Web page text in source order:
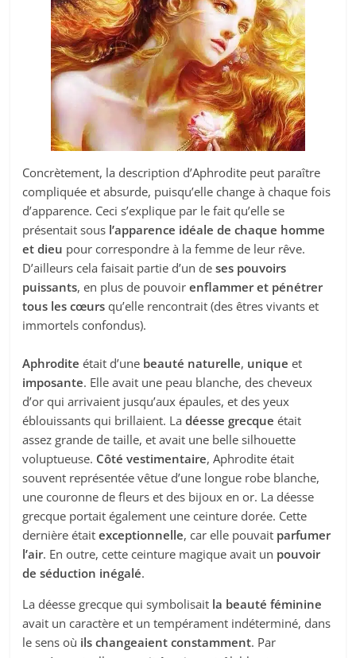
Concrètement, la description d’Aphrodite peut paraître
compliquée et absurde, puisqu’elle change à chaque fois
d’apparence. Ceci s’explique par le fait qu’elle se
présentait sous l’apparence idéale de chaque homme
et dieu pour correspondre à la femme de leur rêve.
D’ailleurs cela faisait partie d’un deses pouvoirs
puissants, en plus de pouvoirenflammer et pénétrer
tous les cœurs qu’elle rencontrait (des êtres vivants et
immortels confondus).
Aphrodite était d’une beauté naturelle, unique et
imposante. Elle avait une peau blanche, des cheveux
d’or qui arrivaient jusqu’aux épaules, et des yeux
éblouissants qui brillaient. Ladéesse grecque était
assez grande de taille, et avait une belle silhouette
voluptueuse. Côté vestimentaire, Aphrodite était
souvent représentée vêtue d’une longue robe blanche,
une couronne de fleurs et des bijoux en or. La déesse
grecque portait également une ceinture dorée. Cette
dernière étaitexceptionnelle, car elle pouvait parfumer
l’air. En outre, cette ceinture magique avait un pouvoir
de séduction inégalé.
La déesse grecque qui symbolisait la beauté féminine
avait un caractère et un tempérament indéterminé, dans
le sens où ils changeaient constamment. Par